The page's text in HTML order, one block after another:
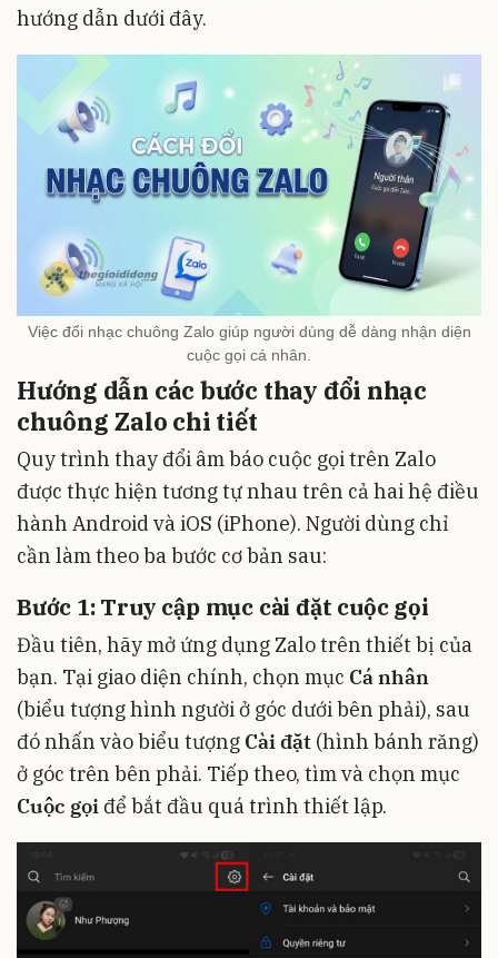
hướng dẫn dưới đây.
Việc đổi nhạc chuông Zalo giúp người dùng dễ dàng nhận diện
cuộc gọi cá nhân.
Hướng dẫn các bước thay đổi nhạc
chuông Zalo chi tiết
Quy trình thay đổi âm báo cuộc gọi trên Zalo
được thực hiện tương tự nhau trên cả hai hệ điều
hành Android và iOS (iPhone). Người dùng chỉ
cần làm theo ba bước cơ bản sau:
Bước 1: Truy cập mục cài đặt cuộc gọi
Đầu tiên, hãy mở ứng dụng Zalo trên thiết bị của
bạn. Tại giao diện chính, chọn mục Cá nhân
(biểu tượng hình người ở góc dưới bên phải), sau
đó nhấn vào biểu tượng Cài đặt (hình bánh răng)
ở góc trên bên phải. Tiếp theo, tìm và chọn mục
Cuộc gọi để bắt đầu quá trình thiết lập.